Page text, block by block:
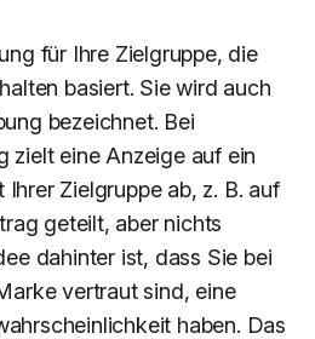
für Ihre Zielgruppe, die
basiert. Sie wird auch
bezeichnet. Bei
zielt eine Anzeige auf ein
Zielgruppe ab, z. B. auf
geteilt, aber nichts
dahinter ist, dass Sie bei
vertraut sind, eine
haben. Das